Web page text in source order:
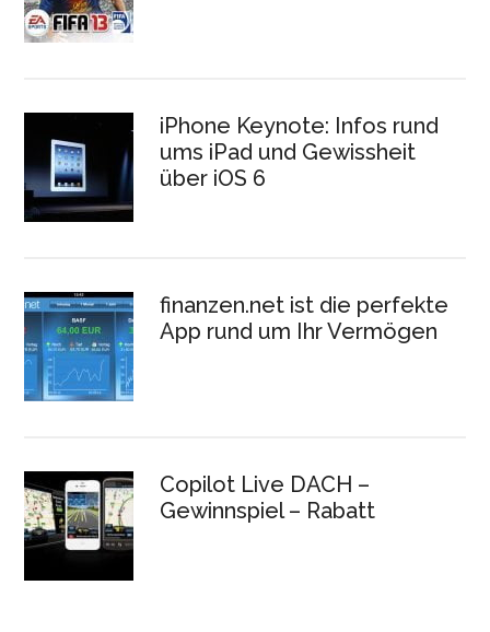
iPhone Keynote: Infos rund
ums iPad und Gewissheit
über iOS 6
finanzen.net ist die perfekte
App rund um Ihr Vermögen
Copilot Live DACH –
Gewinnspiel – Rabatt